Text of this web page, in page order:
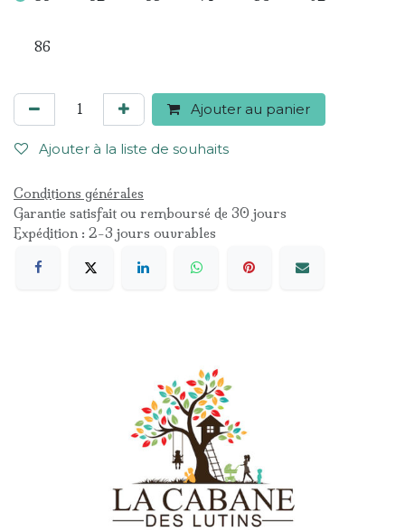
86
Ajouter au panier
Ajouter à la liste de souhaits
Conditions générales
Garantie satisfait ou remboursé de 30 jours
Expédition : 2-3 jours ouvrables